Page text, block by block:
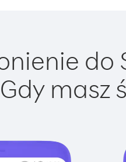
do
Gdy masz